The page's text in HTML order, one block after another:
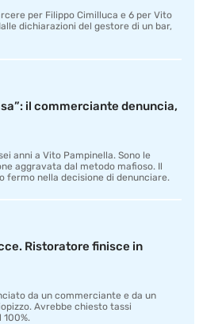
per Filippo Cimilluca e 6 per Vito
dichiarazioni del gestore di un bar,
il commerciante denuncia,
anni a Vito Pampinella. Sono le
aggravata dal metodo mafioso. Il
nella decisione di denunciare.
Ristoratore finisce in
da un commerciante e da un
Avrebbe chiesto tassi
100%.